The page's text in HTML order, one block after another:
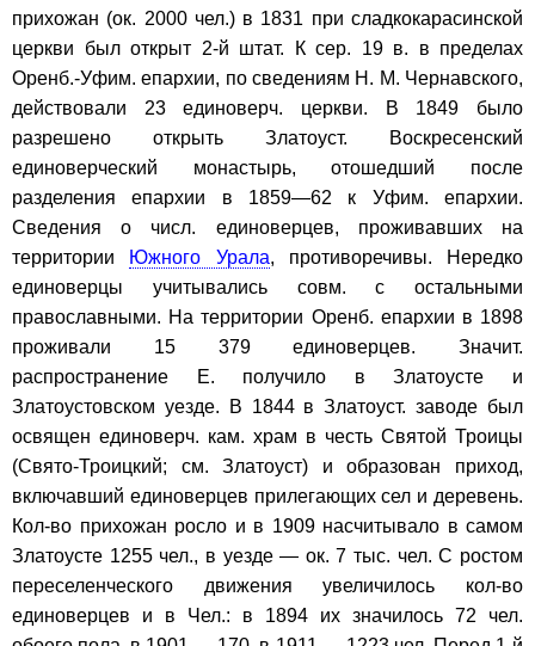
прихожан (ок. 2000 чел.) в 1831 при сладкокарасинской
церкви был открыт 2-й штат. К сер. 19 в. в пределах
Оренб.-Уфим. епархии, по сведениям Н. М. Чернавского,
действовали 23 единоверч. церкви. В 1849 было
разрешено открыть Златоуст. Воскресенский
единоверческий монастырь, отошедший после
разделения епархии в 1859—62 к Уфим. епархии.
Сведения о числ. единоверцев, проживавших на
территории
Южного Урала, противоречивы. Нередко
единоверцы учитывались совм. с остальными
православными. На территории Оренб. епархии в 1898
проживали 15 379 единоверцев. Значит.
распространение Е. получило в Златоусте и
Златоустовском уезде. В 1844 в Златоуст. заводе был
освящен единоверч. кам. храм в честь Святой Троицы
(Свято-Троицкий; см. Златоуст) и образован приход,
включавший единоверцев прилегающих сел и деревень.
Кол-во прихожан росло и в 1909 насчитывало в самом
Златоусте 1255 чел., в уезде — ок. 7 тыс. чел. С ростом
переселенческого движения увеличилось кол-во
единоверцев и в Чел.: в 1894 их значилось 72 чел.